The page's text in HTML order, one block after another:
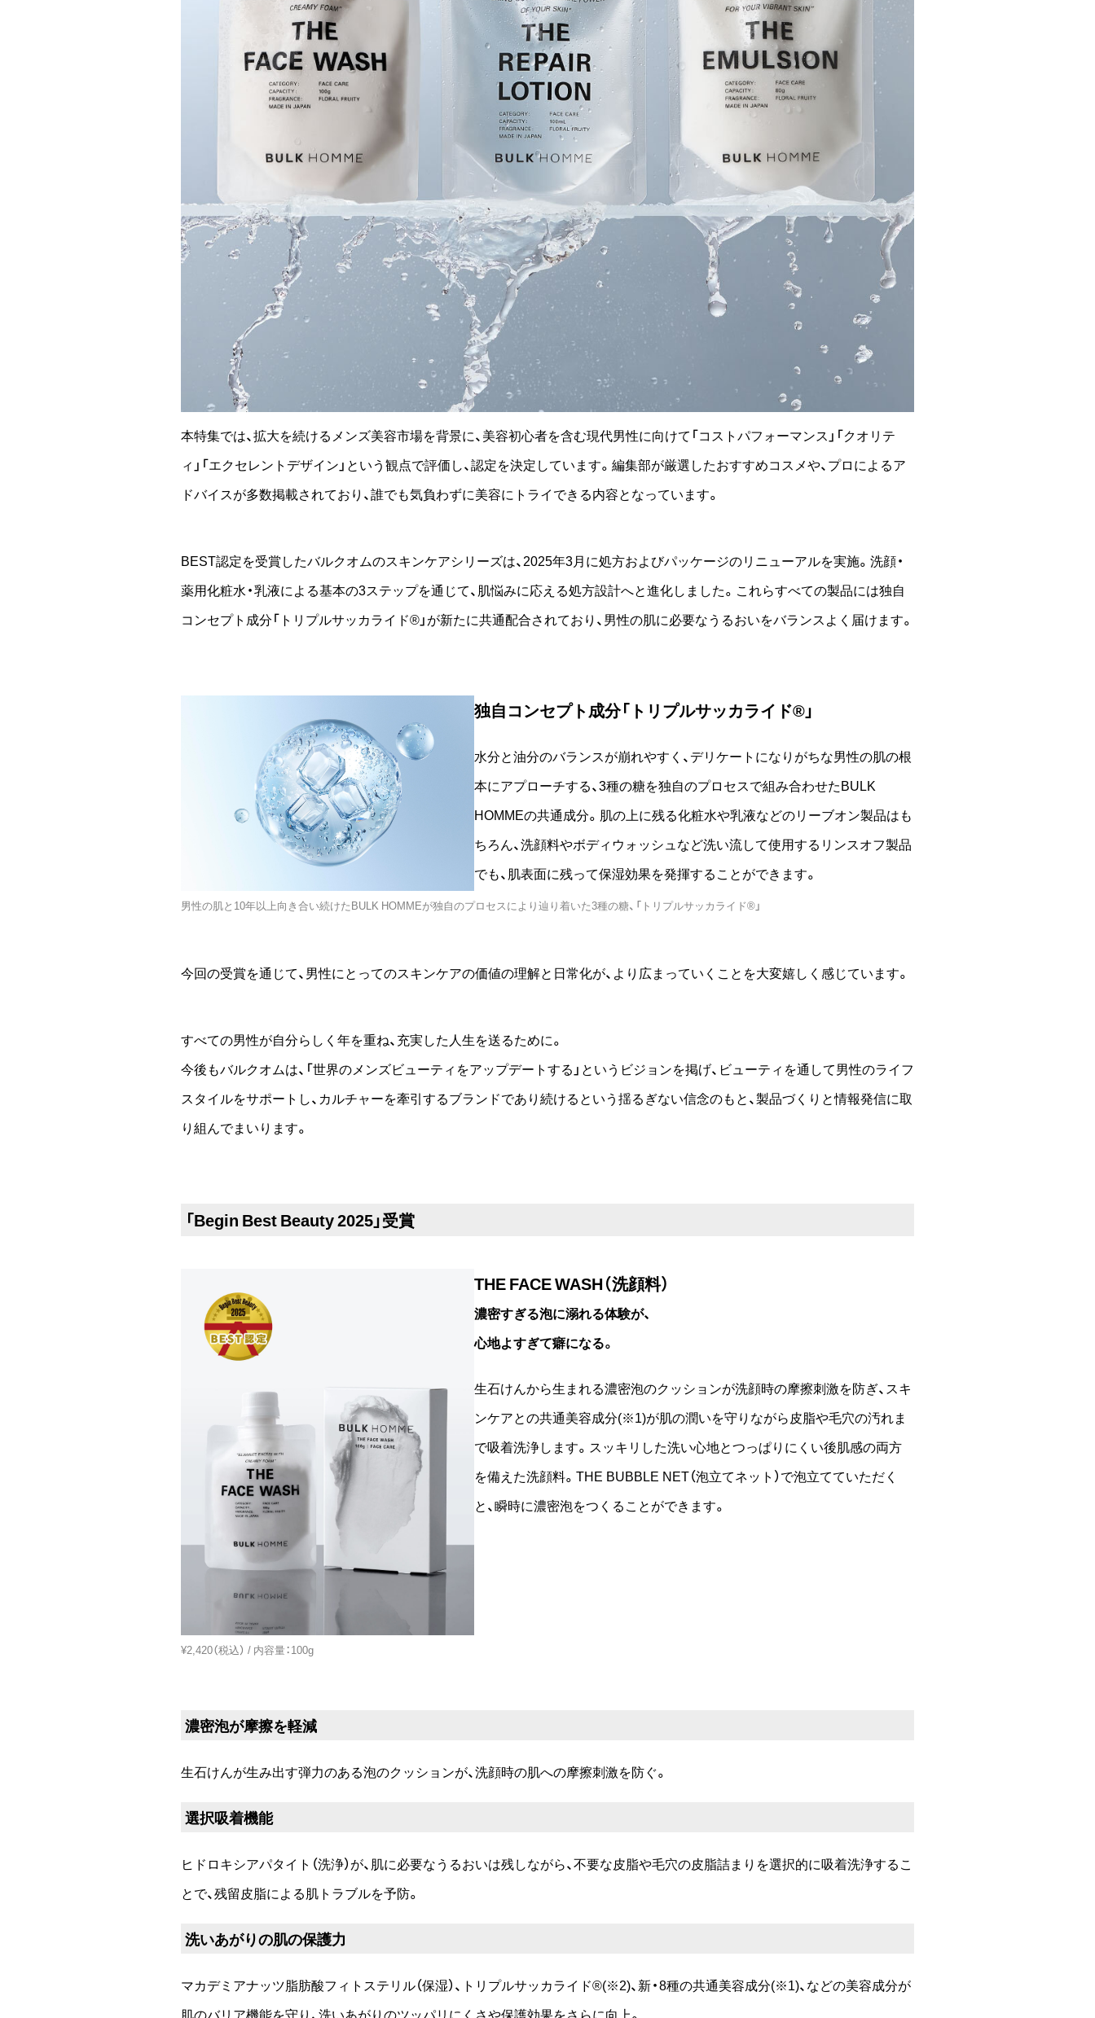
本特集では、拡大を続けるメンズ美容市場を背景に、美容初心者を含む現代男性に向けて「コストパフォーマンス」「クオリテ
ィ」「エクセレントデザイン」という観点で評価し、認定を決定しています。編集部が厳選したおすすめコスメや、プロによるア
ドバイスが多数掲載されており、誰でも気負わずに美容にトライできる内容となっています。
BEST認定を受賞したバルクオムのスキンケアシリーズは、2025年3月に処方およびパッケージのリニューアルを実施。洗顔・
薬用化粧水・乳液による基本の3ステップを通じて、肌悩みに応える処方設計へと進化しました。これらすべての製品には独自
コンセプト成分「トリプルサッカライド®」が新たに共通配合されており、男性の肌に必要なうるおいをバランスよく届けます。
独自コンセプト成分「トリプルサッカライド®」
水分と油分のバランスが崩れやすく、デリケートになりがちな男性の肌の根
本にアプローチする、3種の糖を独自のプロセスで組み合わせたBULK
HOMMEの共通成分。肌の上に残る化粧水や乳液などのリーブオン製品はも
ちろん、洗顔料やボディウォッシュなど洗い流して使用するリンスオフ製品
でも、肌表面に残って保湿効果を発揮することができます。
男性の肌と10年以上向き合い続けたBULK HOMMEが独自のプロセスにより辿り着いた3種の糖、「トリプルサッカライド®」
今回の受賞を通じて、男性にとってのスキンケアの価値の理解と日常化が、より広まっていくことを大変嬉しく感じています。
すべての男性が自分らしく年を重ね、充実した人生を送るために。
今後もバルクオムは、「世界のメンズビューティをアップデートする」というビジョンを掲げ、ビューティを通して男性のライフ
スタイルをサポートし、カルチャーを牽引するブランドであり続けるという揺るぎない信念のもと、製品づくりと情報発信に取
り組んでまいります。
「Begin Best Beauty 2025」受賞
THE FACE WASH（洗顔料）
濃密すぎる泡に溺れる体験が、
心地よすぎて癖になる。
生石けんから生まれる濃密泡のクッションが洗顔時の摩擦刺激を防ぎ、スキ
ンケアとの共通美容成分(※1)が肌の潤いを守りながら皮脂や毛穴の汚れま
で吸着洗浄します。スッキリした洗い心地とつっぱりにくい後肌感の両方
を備えた洗顔料。THE BUBBLE NET（泡立てネット）で泡立てていただく
と、瞬時に濃密泡をつくることができます。
¥2,420（税込） / 内容量：100g
濃密泡が摩擦を軽減
生石けんが生み出す弾力のある泡のクッションが、洗顔時の肌への摩擦刺激を防ぐ。
選択吸着機能
ヒドロキシアパタイト（洗浄）が、肌に必要なうるおいは残しながら、不要な皮脂や毛穴の皮脂詰まりを選択的に吸着洗浄するこ
とで、残留皮脂による肌トラブルを予防。
洗いあがりの肌の保護力
マカデミアナッツ脂肪酸フィトステリル（保湿）、トリプルサッカライド®(※2)、新・8種の共通美容成分(※1)、などの美容成分が
肌のバリア機能を守り、洗いあがりのツッパリにくさや保護効果をさらに向上。